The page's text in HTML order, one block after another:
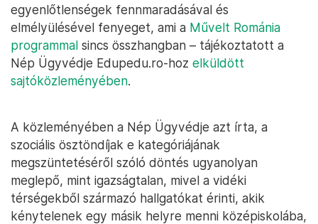
egyenlőtlenségek fennmaradásával és
elmélyülésével fenyeget, ami a Művelt Románia
programmal sincs összhangban – tájékoztatott a
Nép Ügyvédje Edupedu.ro-hoz elküldött
sajtóközleményében.
A közleményében a Nép Ügyvédje azt írta, a
szociális ösztöndíjak e kategóriájának
megszüntetéséről szóló döntés ugyanolyan
meglepő, mint igazságtalan, mivel a vidéki
térségekből származó hallgatókat érinti, akik
kénytelenek egy másik helyre menni középiskolába,